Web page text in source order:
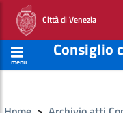
Città di Venezia
menu
Consiglio